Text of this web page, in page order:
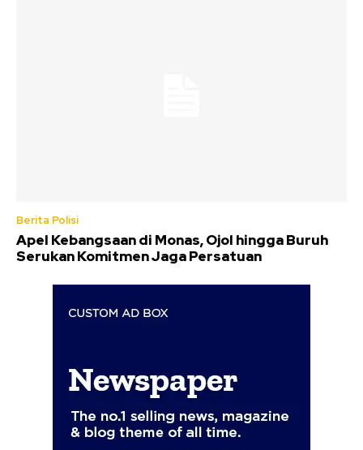
Berita Polisi
Apel Kebangsaan di Monas, Ojol hingga Buruh
Serukan Komitmen Jaga Persatuan